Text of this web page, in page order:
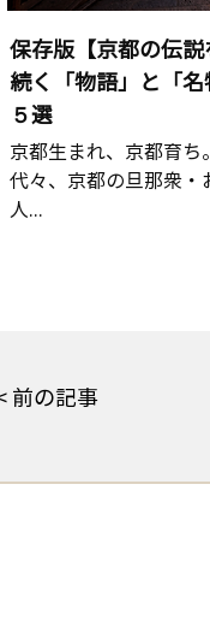
保存版【京都の伝
続く「物語」と「
５選
京都生まれ、京都育ち
代々、京都の旦那衆・
人...
前の記事